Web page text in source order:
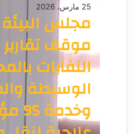
25 مارس، 2026
مجلس
موقف
النفايات
الوسيطة